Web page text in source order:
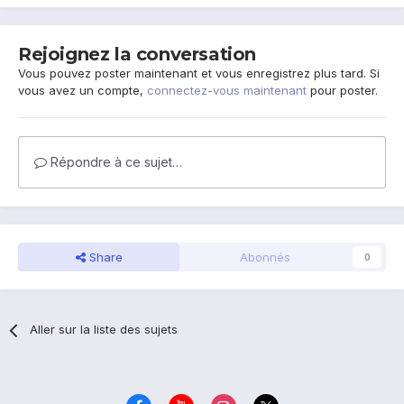
Rejoignez la conversation
Vous pouvez poster maintenant et vous enregistrez plus tard. Si
vous avez un compte, connectez-vous maintenant pour poster.
Répondre à ce sujet…
Share Abonnés 0
Aller sur la liste des sujets